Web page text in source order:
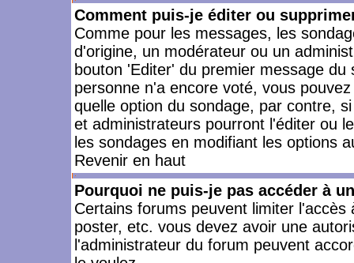
Comment puis-je éditer ou
Comme pour les messages, les
d'origine, un modérateur ou un
bouton 'Editer' du premier message
personne n'a encore voté, vous
quelle option du sondage, par contre,
et administrateurs pourront l'éditer ou
les sondages en modifiant les options
Revenir en haut
Pourquoi ne puis-je pas accéder à
Certains forums peuvent limiter
poster, etc. vous devez avoir une
l'administrateur du forum peuvent